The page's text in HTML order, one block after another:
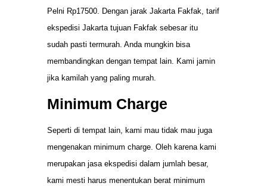
Pelni Rp17500. Dengan jarak Jakarta Fakfak, tarif
ekspedisi Jakarta tujuan Fakfak sebesar itu
sudah pasti termurah. Anda mungkin bisa
membandingkan dengan tempat lain. Kami jamin
jika kamilah yang paling murah.
Minimum Charge
Seperti di tempat lain, kami mau tidak mau juga
mengenakan minimum charge. Oleh karena kami
merupakan jasa ekspedisi dalam jumlah besar,
kami mesti harus menentukan berat minimum